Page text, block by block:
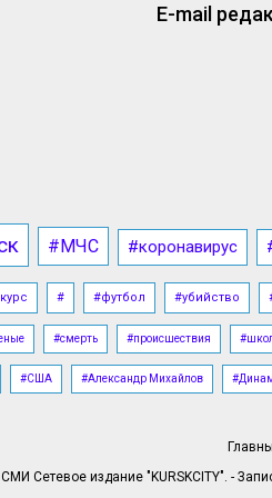
E-mail
#МЧС #коронавирус
# #футбол #убийство
#смерть #происшествия
#США #Александр Михайлов
СМИ Сетевое издание "KURSKCITY". -